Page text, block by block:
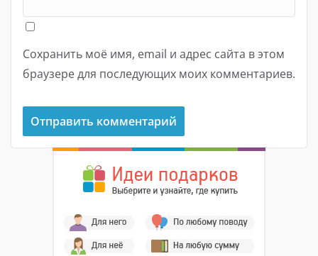
Сохранить моё имя, email и адрес сайта в этом
браузере для последующих моих комментариев.